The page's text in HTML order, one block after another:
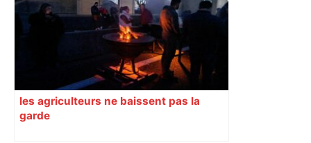
les agriculteurs ne baissent pas la
garde